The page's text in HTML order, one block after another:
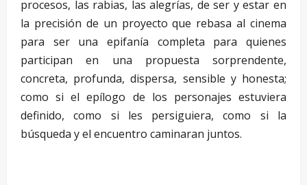
procesos, las rabias, las alegrías, de ser y estar en
la precisión de un proyecto que rebasa al cinema
para ser una epifanía completa para quienes
participan en una propuesta sorprendente,
concreta, profunda, dispersa, sensible y honesta;
como si el epílogo de los personajes estuviera
definido, como si les persiguiera, como si la
búsqueda y el encuentro caminaran juntos.